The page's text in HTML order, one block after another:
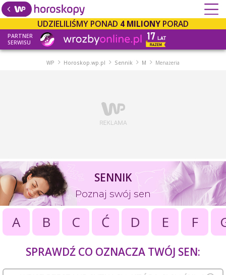
UDZIELILIŚMY PONAD 4 MILIONY PORAD
PARTNER
SERWISU
WP Horoskop.wp.pl Sennik M Menażeria
SENNIK
Poznaj swój sen
A B C Ć D E F
SPRAWDŹ CO OZNACZA TWÓJ SEN: